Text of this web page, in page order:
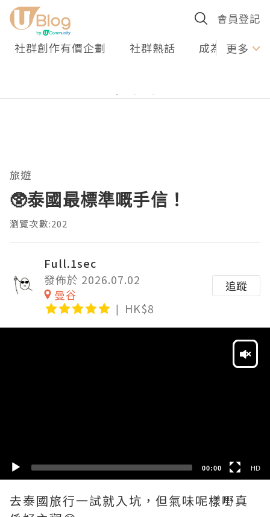
會員登記
社群創作有價企劃 社群熱話 成為U更多
旅遊
🥸泰國最標準嘅手信！
瀏覽次數:202
Full.1sec
發佈於 2026.07.02
曼谷
HK$8
追蹤
00:00 HD
去泰國旅行一試就入坑，但氣味呢樣嘢真